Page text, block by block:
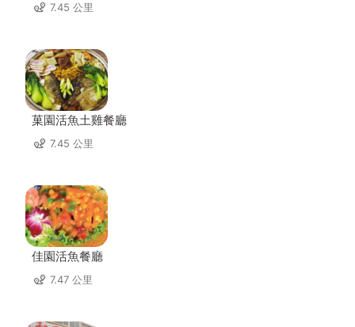
7.45 公里
菓園活魚土雞餐廳
7.45 公里
佳園活魚餐廳
7.47 公里